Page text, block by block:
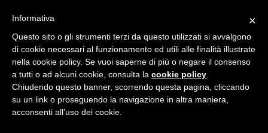
Ricerca in:
Sezione corrente
Tutto il sito
×
Informativa
Questo sito o gli strumenti terzi da questo utilizzati si avvalgono
di cookie necessari al funzionamento ed utili alle finalità illustrate
nella cookie policy. Se vuoi saperne di più o negare il consenso
a tutti o ad alcuni cookie, consulta la cookie policy
Chiudendo questo banner, scorrendo questa pagina, cliccando
su un link o proseguendo la navigazione in altra maniera,
acconsenti all’uso dei cookie.